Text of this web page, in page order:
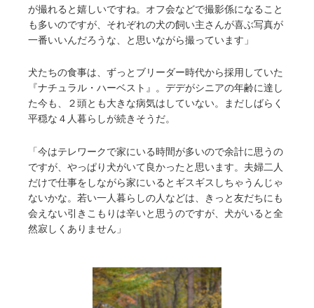
が撮れると嬉しいですね。オフ会などで撮影係になること
も多いのですが、それぞれの犬の飼い主さんが喜ぶ写真が
一番いいんだろうな、と思いながら撮っています」
犬たちの食事は、ずっとブリーダー時代から採用していた
『ナチュラル・ハーベスト』。デデがシニアの年齢に達し
た今も、２頭とも大きな病気はしていない。まだしばらく
平穏な４人暮らしが続きそうだ。
「今はテレワークで家にいる時間が多いので余計に思うの
ですが、やっぱり犬がいて良かったと思います。夫婦二人
だけで仕事をしながら家にいるとギスギスしちゃうんじゃ
ないかな。若い一人暮らしの人などは、きっと友だちにも
会えない引きこもりは辛いと思うのですが、犬がいると全
然寂しくありません」